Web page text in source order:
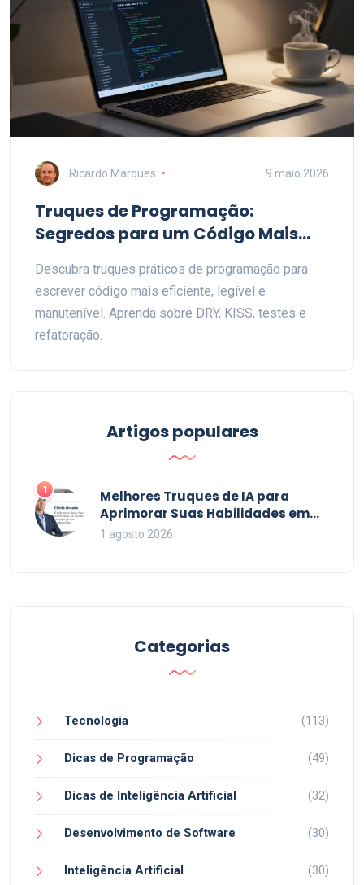
Ricardo Marques 9 maio 2026
Truques de Programação:
Segredos para um Código Mais
Descubra truques práticos de programação para
escrever código mais eficiente, legível e
manutenível. Aprenda sobre DRY, KISS, testes e
refatoração.
Artigos populares
1
Melhores Truques de IA para
Aprimorar Suas Habilidades em
2026
1 agosto 2026
Categorias
Tecnologia (113)
Dicas de Programação (49)
Dicas de Inteligência Artificial (32)
Desenvolvimento de Software (30)
Inteligência Artificial (30)